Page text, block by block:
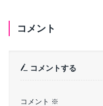
コメント
コメントする
コメント ※